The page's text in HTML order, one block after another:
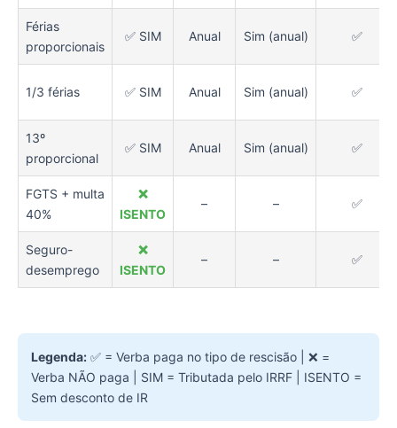
Férias
proporcionais
✅ SIM Anual Sim (anual) ✅
1/3 férias ✅ SIM Anual Sim (anual) ✅
13º
proporcional
✅ SIM Anual Sim (anual) ✅
FGTS + multa
40%
❌
ISENTO
– – ✅
Seguro-
desemprego
❌
ISENTO
– – ✅
Legenda: ✅ = Verba paga no tipo de rescisão | ❌ =
Verba NÃO paga | SIM = Tributada pelo IRRF | ISENTO =
Sem desconto de IR